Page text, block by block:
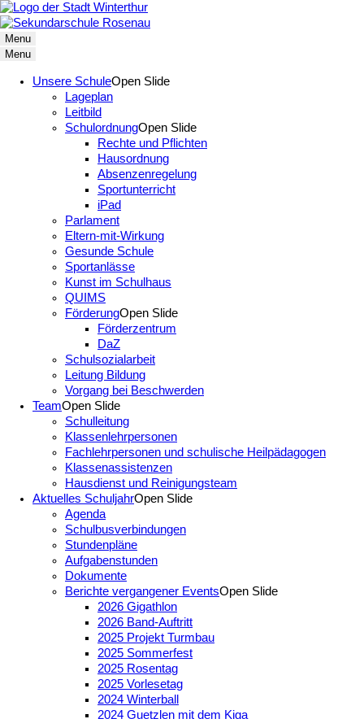
Menu
Menu
Unsere SchuleOpen Slide
Lageplan
Leitbild
SchulordnungOpen Slide
Rechte und Pflichten
Hausordnung
Absenzenregelung
Sportunterricht
iPad
Parlament
Eltern-mit-Wirkung
Gesunde Schule
Sportanlässe
Kunst im Schulhaus
QUIMS
FörderungOpen Slide
Förderzentrum
DaZ
Schulsozialarbeit
Leitung Bildung
Vorgang bei Beschwerden
TeamOpen Slide
Schulleitung
Klassenlehrpersonen
Fachlehrpersonen und schulische Heilpädagogen
Klassenassistenzen
Hausdienst und Reinigungsteam
Aktuelles SchuljahrOpen Slide
Agenda
Schulbusverbindungen
Stundenpläne
Aufgabenstunden
Dokumente
Berichte vergangener EventsOpen Slide
2026 Gigathlon
2026 Band-Auftritt
2025 Projekt Turmbau
2025 Sommerfest
2025 Rosentag
2025 Vorlesetag
2024 Winterball
2024 Guetzlen mit dem Kiga